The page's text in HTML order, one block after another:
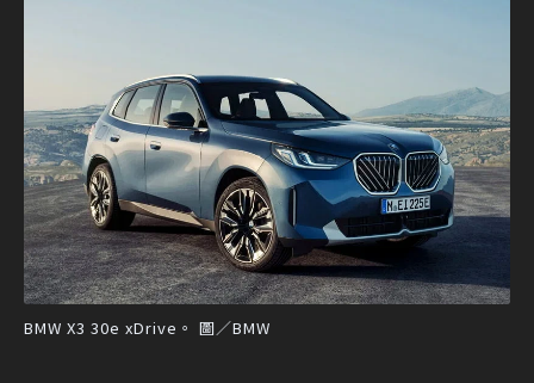
BMW X3 30e xDrive。 圖／BMW